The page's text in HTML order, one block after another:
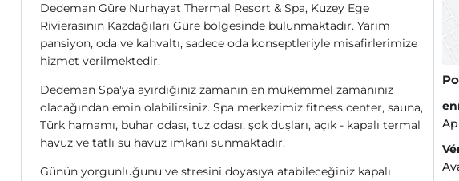
Dedeman Güre Nurhayat Thermal Resort & Spa, Kuzey Ege
Rivierasının Kazdağıları Güre bölgesinde bulunmaktadır. Yarım
pansiyon, oda ve kahvaltı, sadece oda konseptleriyle misafirlerimize
hizmet verilmektedir.
Dedeman Spa'ya ayırdığınız zamanın en mükemmel zamanınız
olacağından emin olabilirsiniz. Spa merkezimiz fitness center, sauna,
Türk hamamı, buhar odası, tuz odası, şok duşları, açık - kapalı termal
havuz ve tatlı su havuz imkanı sunmaktadır.
Günün yorgunluğunu ve stresini doyasıya atabileceğiniz kapalı